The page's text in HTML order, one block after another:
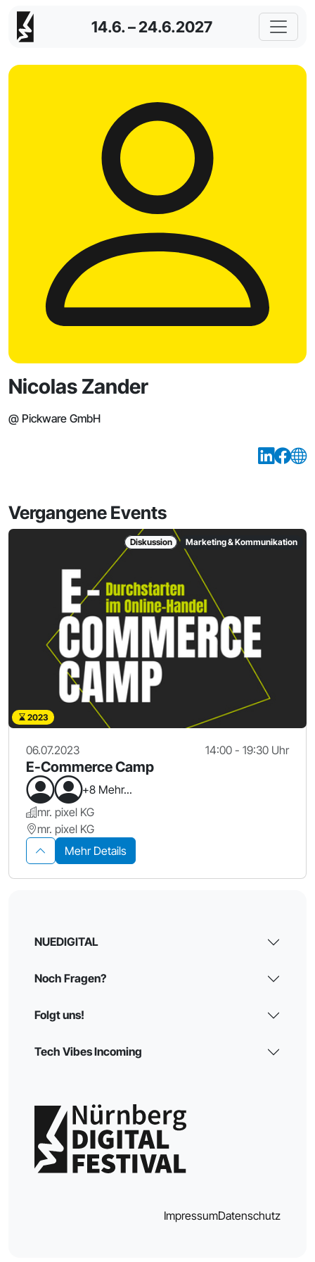
14.6. – 24.6.2027
Nicolas Zander
@ Pickware GmbH
Vergangene Events
Diskussion Marketing & Kommunikation
2023
06.07.2023 14:00 - 19:30 Uhr
E-Commerce Camp
+8 Mehr...
mr. pixel KG
mr. pixel KG
Mehr Details
NUEDIGITAL
Noch Fragen?
Folgt uns!
Tech Vibes Incoming
ImpressumDatenschutz